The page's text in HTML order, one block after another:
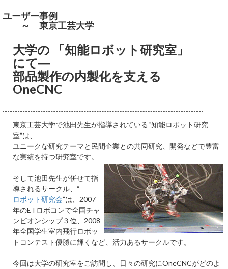
ユーザー事例
～ 東京工芸大学
大学の 「知能ロボット研究室」
にて―
部品製作の内製化を支える
OneCNC
東京工芸大学で池田先生が指導されている“知能ロボット研究
室”は、
ユニークな研究テーマと民間企業との共同研究、開発などで豊富
な実績を持つ研究室です。
そして池田先生が併せて指
導されるサークル、“
ロボット研究会”は、2007
年のETロボコンで全国チャ
ンピオンシップ３位、2008
年全国学生室内飛行ロボッ
トコンテスト優勝に輝くなど、活力あるサークルです。
今回は大学の研究室をご訪問し、日々の研究にOneCNCがどのよ